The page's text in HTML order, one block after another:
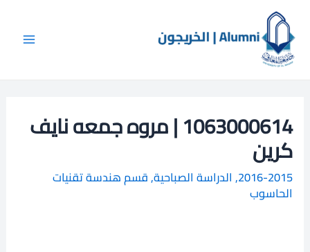
المحتوى
1063000614 | مروه جمعه نايف
كرين
2016-2015
, الدراسة الصباحية,قسم هندسة تقنيات
الحاسوب